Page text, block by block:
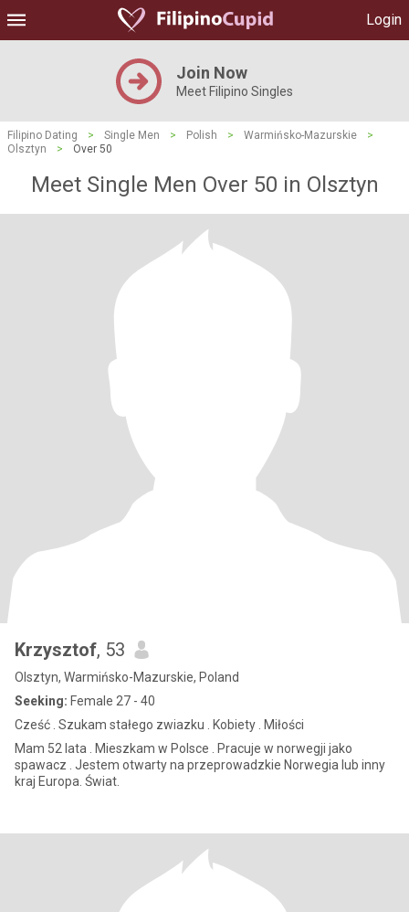
Login
Join Now
Meet Filipino Singles
Filipino Dating > Single Men > Polish > Warmińsko-Mazurskie
>
Olsztyn
> Over 50
Meet Single Men Over 50 in Olsztyn
Krzysztof, 53
Olsztyn, Warmińsko-Mazurskie, Poland
Seeking: Female 27 - 40
Cześć . Szukam stałego zwiazku . Kobiety . Miłości
Mam 52 lata . Mieszkam w Polsce . Pracuje w norwegji jako
spawacz . Jestem otwarty na przeprowadzkie Norwegia lub inny
kraj Europa. Świat.